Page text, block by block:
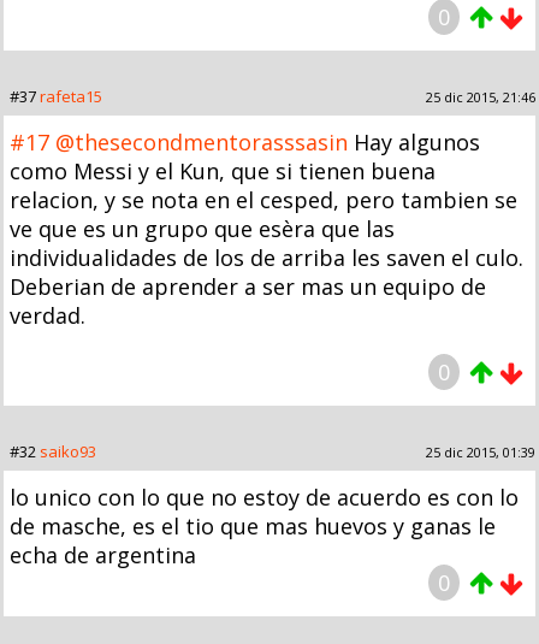
0
#37rafeta15 25 dic 2015, 21:46
#17 @thesecondmentorasssasin Hay algunos
como Messi y el Kun, que si tienen buena
relacion, y se nota en el cesped, pero tambien se
ve que es un grupo que esèra que las
individualidades de los de arriba les saven el culo.
Deberian de aprender a ser mas un equipo de
verdad.
0
#32 saiko93 25 dic 2015, 01:39
lo unico con lo que no estoy de acuerdo es con lo
de masche, es el tio que mas huevos y ganas le
echa de argentina
0